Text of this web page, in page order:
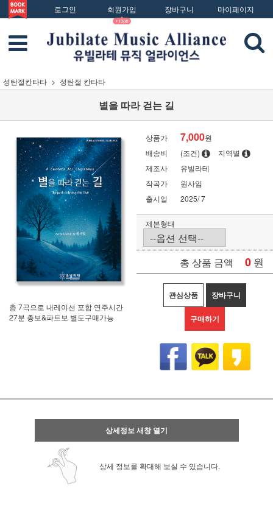
로그인 회원가입 장바구니 마이페이지
성탄절칸타타 성탄절 칸타타
별을 따라 걷는 길
총 7곡으로 내레이션 포함 연주시간
27분 총보&파트보 별도구매가능
상품가 7,000원
배송비
(조건)
지역별
제조사
유빌라테
작곡가
원사임
출시일
2025/ 7
제본형태
총 상품 금액 0 원
관심상품 장바구니
구매하기
상세정보 새창 열기
상세 정보를 확대해 보실 수 있습니다.